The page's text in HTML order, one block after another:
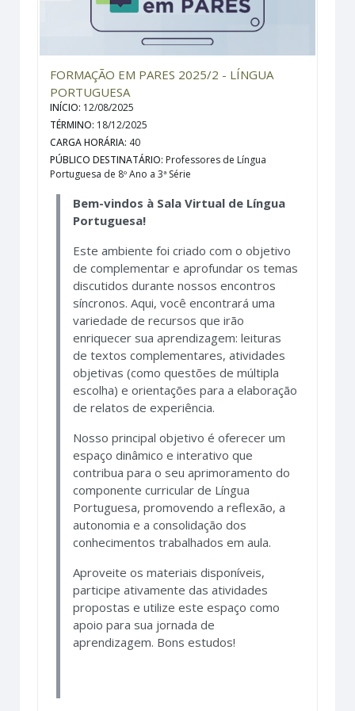
FORMAÇÃO EM PARES 2025/2 - LÍNGUA
PORTUGUESA
INÍCIO: 12/08/2025
TÉRMINO: 18/12/2025
CARGA HORÁRIA: 40
PÚBLICO DESTINATÁRIO: Professores de Língua
Portuguesa de 8º Ano a 3ª Série
Bem-vindos à Sala Virtual de Língua
Portuguesa!
Este ambiente foi criado com o objetivo
de complementar e aprofundar os temas
discutidos durante nossos encontros
síncronos. Aqui, você encontrará uma
variedade de recursos que irão
enriquecer sua aprendizagem: leituras
de textos complementares, atividades
objetivas (como questões de múltipla
escolha) e orientações para a elaboração
de relatos de experiência.
Nosso principal objetivo é oferecer um
espaço dinâmico e interativo que
contribua para o seu aprimoramento do
componente curricular de Língua
Portuguesa, promovendo a reflexão, a
autonomia e a consolidação dos
conhecimentos trabalhados em aula.
Aproveite os materiais disponíveis,
participe ativamente das atividades
propostas e utilize este espaço como
apoio para sua jornada de
aprendizagem. Bons estudos!